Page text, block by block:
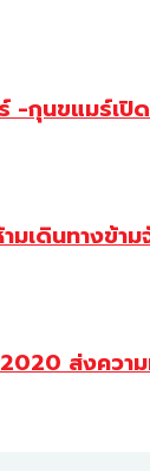
-กุนขแมร์เ
มเดินทางข้า
ส่งคว